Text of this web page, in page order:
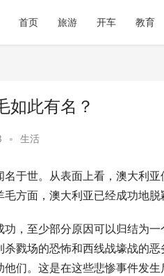
首页 旅游 开车 教育
如此有名？
• 生活
于世。从表面上看，澳大利
方面，澳大利亚已经成功地脱
，至少部分原因可以归结为
戮场的恐怖和西线战壕战的
们。这是在这些悲惨事件发